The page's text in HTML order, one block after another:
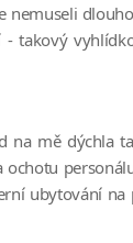
nemuseli
- takový
na mě dýchla
ubytování na